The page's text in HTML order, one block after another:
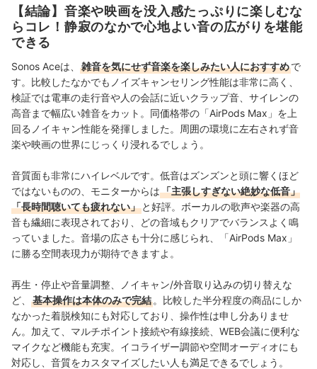
持っている。 その後、2023年にmybestへ入社し、豊富
な知識を活かしてオーディオ・ビジュアル機器のガイド
を担当。「顧客のニーズを真摯に考えて提案する」をモ
原豪士（Goshi Hara）のプロフィール
【結論】音楽や映画を没入感たっぷりに楽しむな
らコレ！静寂のなかで心地よい音の広がりを堪能
できる
Sonos Aceは、 雑音を気にせず音楽を楽しみたい人におすすめで
す。比較したなかでもノイズキャンセリング性能は非常に高く、
検証では電車の走行音や人の会話に近いクラップ音、サイレンの
高音まで幅広い雑音をカット。 同価格帯の「AirPods Max」を上
回るノイキャン性能を発揮しました。
周囲の環境に左右されず音
楽や映画の世界にじっくり浸れるでしょう。
音質面も非常にハイレベルです。低音はズンズンと頭に響くほど
ではないものの、モニターからは「主張しすぎない絶妙な低音」
「長時間聴いても疲れない」 と好評。ボーカルの歌声や楽器の高
音も繊細に表現されており、どの音域もクリアでバランスよく鳴
っていました。音場の広さも十分に感じられ、「AirPods Max」
に勝る空間表現力が期待できますよ。
再生・停止や音量調整、ノイキャン/外音取り込みの切り替えな
ど、
基本操作は本体のみで完結 。比較した半分程度の商品にしか
なかった着脱検知にも対応しており、操作性は申し分ありませ
ん。加えて、マルチポイント接続や有線接続、WEB会議に便利な
マイクなど機能も充実。 イコライザー調節や空間オーディオにも
対応し、音質をカスタマイズしたい人も満足できるでしょう。